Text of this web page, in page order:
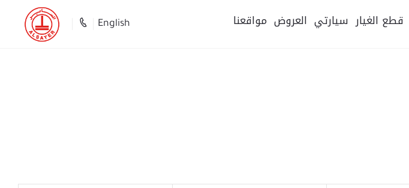
قطع الغيار سيارتي العروض مواقعنا English